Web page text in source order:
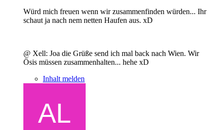
Würd mich freuen wenn wir zusammenfinden würden... Ihr
schaut ja nach nem netten Haufen aus. xD
@ Xell: Joa die Grüße send ich mal back nach Wien. Wir
Ösis müssen zusammenhalten... hehe xD
Inhalt melden